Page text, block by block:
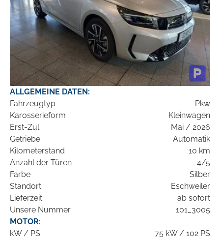
ALLGEMEINE DATEN:
Fahrzeugtyp
Pkw
Karosserieform
Kleinwagen
Erst-Zul.
Mai / 2026
Getriebe
Automatik
Kilometerstand
10 km
Anzahl der Türen
4/5
Farbe
Silber
Standort
Eschweiler
Lieferzeit
ab sofort
Unsere Nummer
101_3005
MOTOR:
kW / PS
75 kW / 102 PS